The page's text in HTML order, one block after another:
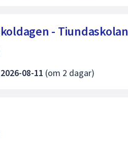
- Tiundaskolan
2026-08-11 (om 2 dagar)